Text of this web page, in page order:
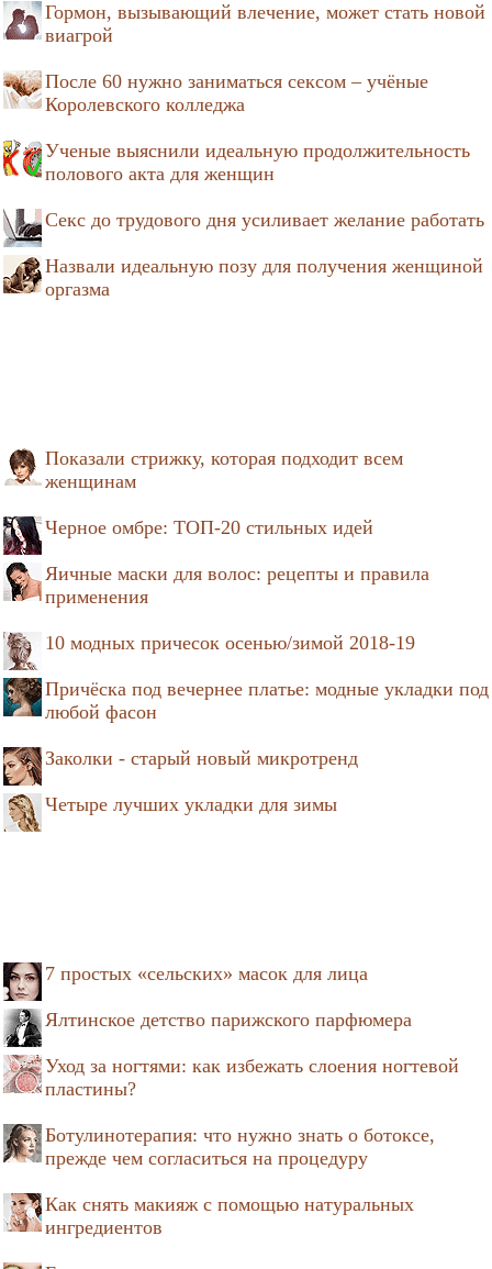
Гормон, вызывающий влечение, может стать новой
виагрой
После 60 нужно заниматься сексом – учёные
Королевского колледжа
Ученые выяснили идеальную продолжительность
полового акта для женщин
Секс до трудового дня усиливает желание работать
Назвали идеальную позу для получения женщиной
оргазма
Показали стрижку, которая подходит всем
женщинам
Черное омбре: ТОП-20 стильных идей
Яичные маски для волос: рецепты и правила
применения
10 модных причесок осенью/зимой 2018-19
Причёска под вечернее платье: модные укладки под
любой фасон
Заколки - старый новый микротренд
Четыре лучших укладки для зимы
7 простых «сельских» масок для лица
Ялтинское детство парижского парфюмера
Уход за ногтями: как избежать слоения ногтевой
пластины?
Ботулинотерапия: что нужно знать о ботоксе,
прежде чем согласиться на процедуру
Как снять макияж с помощью натуральных
ингредиентов